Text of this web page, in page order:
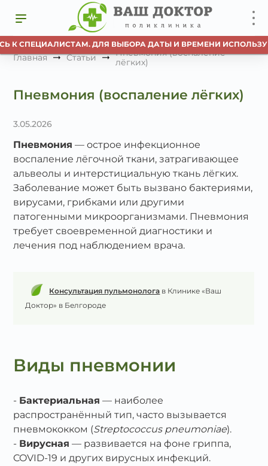
СПЕЦИАЛИСТАМ. ДЛЯ ВЫБОРА ДАТЫ И ВРЕМЕНИ
Главная Статьи
Пневмония (воспаление
лёгких)
Пневмония (воспаление лёгких)
3.05.2026
Пневмония — острое инфекционное
воспаление лёгочной ткани, затрагивающее
альвеолы и интерстициальную ткань лёгких.
Заболевание может быть вызвано бактериями,
вирусами, грибками или другими
патогенными микроорганизмами. Пневмония
требует своевременной диагностики и
лечения под наблюдением врача.
Консультация пульмонолога в Клинике «Ваш
Доктор» в Белгороде
Виды пневмонии
Бактериальная — наиболее
распространённый тип, часто вызывается
пневмококком (Streptococcus pneumoniae).
Вирусная — развивается на фоне гриппа,
COVID‑19 и других вирусных инфекций.